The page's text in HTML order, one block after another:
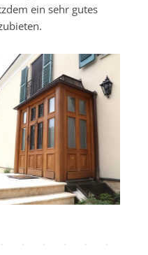
ein sehr gutes